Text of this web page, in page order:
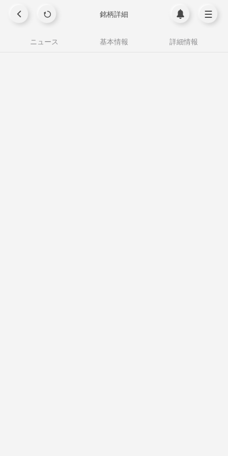
銘柄詳細
ニュース 基本情報 詳細情報